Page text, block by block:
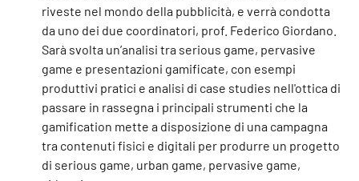
riveste nel mondo della pubblicità, e verrà condotta
da uno dei due coordinatori, prof. Federico Giordano.
Sarà svolta un’analisi tra serious game, pervasive
game e presentazioni gamificate, con esempi
produttivi pratici e analisi di case studies nell'ottica di
passare in rassegna i principali strumenti che la
gamification mette a disposizione di una campagna
tra contenuti fisici e digitali per produrre un progetto
di serious game, urban game, pervasive game,